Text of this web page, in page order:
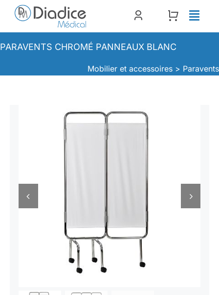
Passer
contenu
PARAVENTS CHROMÉ PANNEAUX BLANC
Mobilier et accessoires > Paravents